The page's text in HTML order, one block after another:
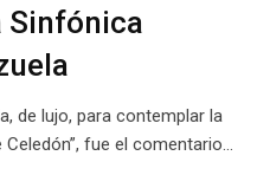
Sinfónica
de lujo, para contemplar la
fue el comentario…